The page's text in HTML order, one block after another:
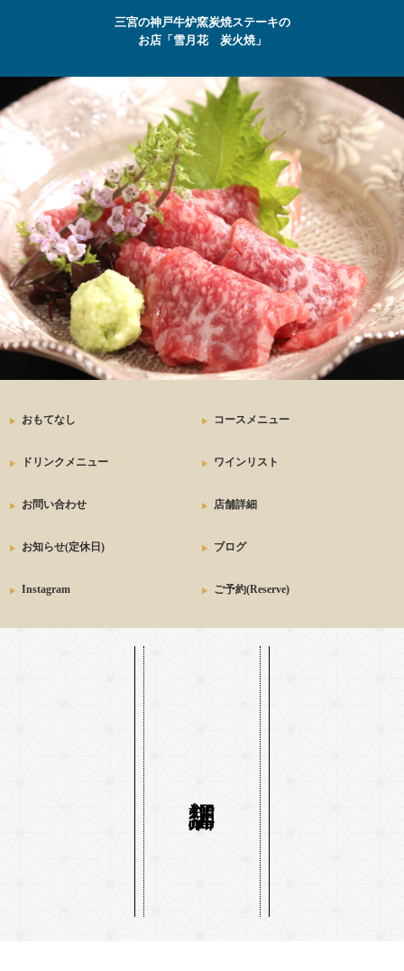
三宮の神戸牛炉窯炭焼ステーキの
お店「雪月花 炭火焼」
最高級の
神戸牛
ステーキ
おもてなし コースメニュー
ドリンクメニュー ワインリスト
お問い合わせ 店舗詳細
お知らせ(定休日) ブログ
Instagram ご予約(Reserve)